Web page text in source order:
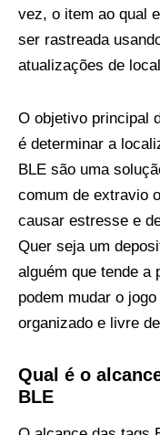
vez, o item ao qual
ser rastreada
atualizações de
O objetivo principal
é determinar a
BLE são uma
comum de extravio
causar estresse e
Quer seja um
alguém que tende a
podem mudar o
organizado e livre
Qual é o
BLE